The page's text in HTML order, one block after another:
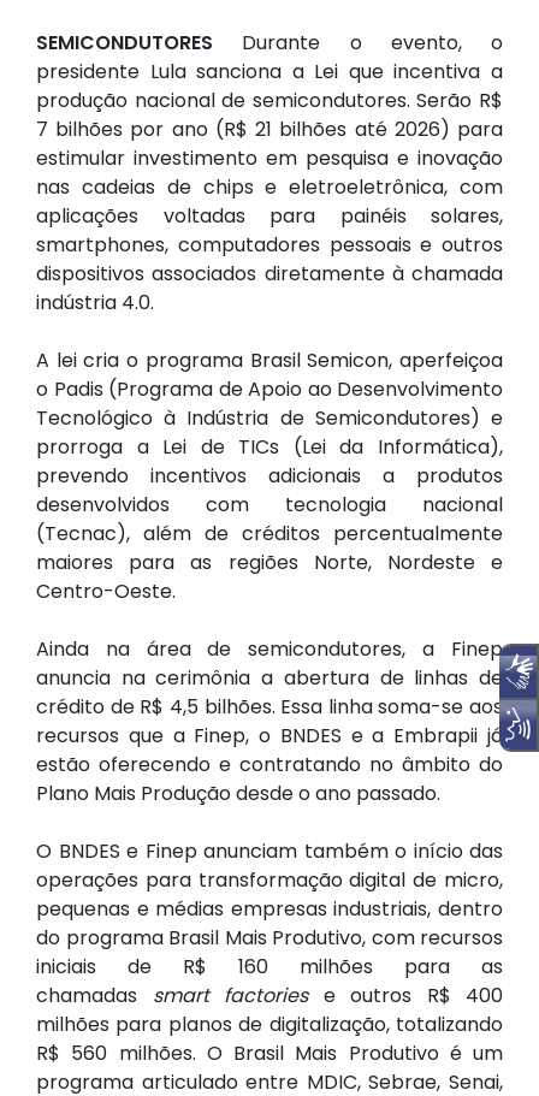
SEMICONDUTORES Durante o evento, o
presidente Lula sanciona a Lei que incentiva a
produção nacional de semicondutores. Serão R$
7 bilhões por ano (R$ 21 bilhões até 2026) para
estimular investimento em pesquisa e inovação
nas cadeias de chips e eletroeletrônica, com
aplicações voltadas para painéis solares,
smartphones, computadores pessoais e outros
dispositivos associados diretamente à chamada
indústria 4.0.
A lei cria o programa Brasil Semicon, aperfeiçoa
o Padis (Programa de Apoio ao Desenvolvimento
Tecnológico à Indústria de Semicondutores) e
prorroga a Lei de TICs (Lei da Informática),
prevendo incentivos adicionais a produtos
desenvolvidos com tecnologia nacional
(Tecnac), além de créditos percentualmente
maiores para as regiões Norte, Nordeste e
Centro-Oeste.
Ainda na área de semicondutores, a Finep
anuncia na cerimônia a abertura de linhas de
crédito de R$ 4,5 bilhões. Essa linha soma-se aos
recursos que a Finep, o BNDES e a Embrapii já
estão oferecendo e contratando no âmbito do
Plano Mais Produção desde o ano passado.
O BNDES e Finep anunciam também o início das
operações para transformação digital de micro,
pequenas e médias empresas industriais, dentro
do programa Brasil Mais Produtivo, com recursos
iniciais de R$ 160 milhões para as
chamadas smart factoriese outros R$ 400
milhões para planos de digitalização, totalizando
R$ 560 milhões. O Brasil Mais Produtivo é um
programa articulado entre MDIC, Sebrae, Senai,